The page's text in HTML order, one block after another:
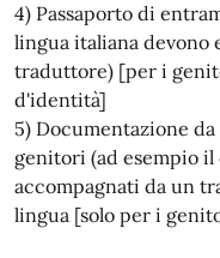
4) Passaporto di
lingua italiana devono
traduttore) [per i
d'identità]
5) Documentazione
genitori (ad esempio
accompagnati da un
lingua [solo per i